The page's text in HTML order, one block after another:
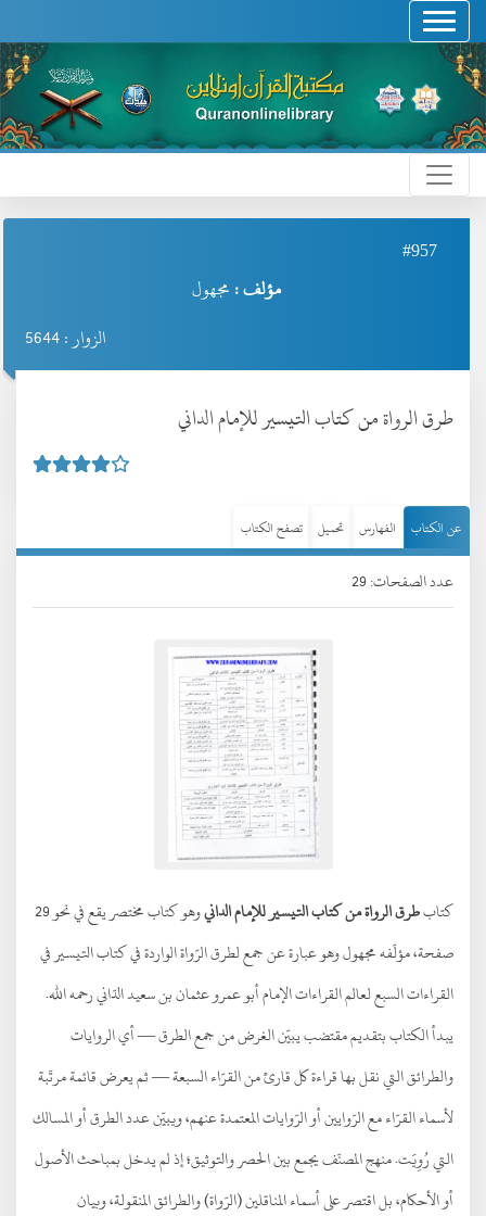
#957
مؤلف : مجهول
الزوار : 5644
طرق الرواة من كتاب التيسير للإمام الداني
عن الكتاب الفهارس تحميل تصفح الكتاب
عدد الصفحات: 29
كتابطرق الرواة من كتاب التيسير للإمام الداني
وهو كتاب مختصر يقع في نحو 29
صفحة، مؤلّفه مجهول وهو عبارة عن جمع لطرق الرّواة الواردة في كتاب التيسير في
القراءات السبع لعالم القراءات الإمام أبو عمرو عثمان بن سعيد الدّاني رحمه الله.
يبدأ الكتاب بتقديم مقتضب يبيّن الغرض من جمع الطرق — أي الروايات
والطرائق التي نقل بها قراءة كل قارئ من القرّاء السبعة — ثم يعرض قائمة مرتّبة
لأسماء القرّاء مع الرّوايين أو الرّوايات المعتمدة عنهم، ويبيّن عدد الطرق أو المسالك
التي رُوِيَت. منهج المصنّف يجمع بين الحصر والتوثيق؛ إذ لم يدخل بمباحث الأصول
أو الأحكام، بل اقتصر على أسماء المناقلين (الرّواة) والطرائق المنقولة، وبيان